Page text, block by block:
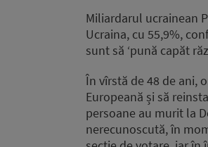
Miliardarul ucrainean
Ucraina, cu 55,9%,
sunt să ‘pună capăt
În vîrstă de 48 de ani,
Europeană și să
persoane au murit la
nerecunoscută, în